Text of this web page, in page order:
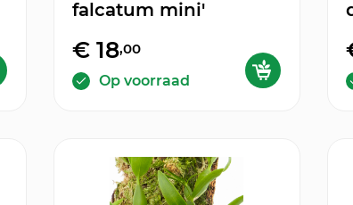
falcatum mini'
€ 18,00
Op voorraad